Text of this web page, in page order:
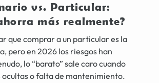
vs. Particular:
más realmente?
que comprar a un particular es la
pero en 2026 los riesgos han
lo “barato” sale caro cuando
o falta de mantenimiento.